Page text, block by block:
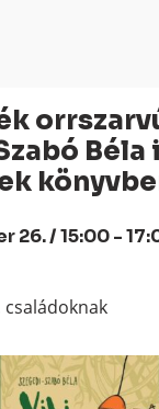
Béla
26. / 15:00 -
családoknak